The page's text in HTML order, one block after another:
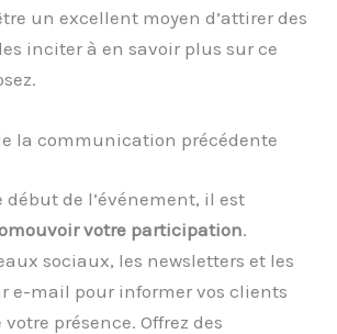
un excellent moyen d’attirer des
inciter à en savoir plus sur ce
la communication précédente
début de l’événement, il est
votre participation.
sociaux, les newsletters et les
e-mail pour informer vos clients
présence. Offrez des